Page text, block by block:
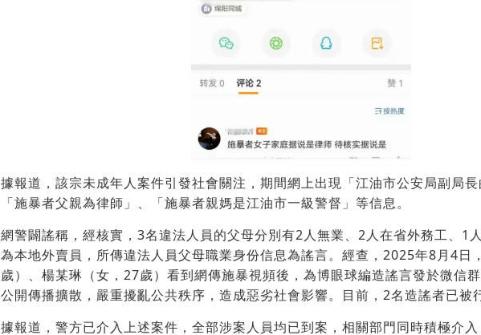
據報道，該宗未成年人案件引發社會關注，期間網上出現「江油市公安局副局長
「施暴者父親為律師」、「施暴者親媽是江油市一級警督」等信息。
網警闢謠稱，經核實，3名違法人員的父母分別有2人無業、2人在省外務工、1
為本地外賣員，所傳違法人員父母職業身份信息為謠言。經查，2025年8月4日
歲）、楊某琳（女，27歲）看到網傳施暴視頻後，為博眼球編造謠言發於微信
公開傳播擴散，嚴重擾亂公共秩序，造成惡劣社會影響。目前，2名造謠者已被
據報道，警方已介入上述案件，全部涉案人員均已到案，相關部門同時積極介